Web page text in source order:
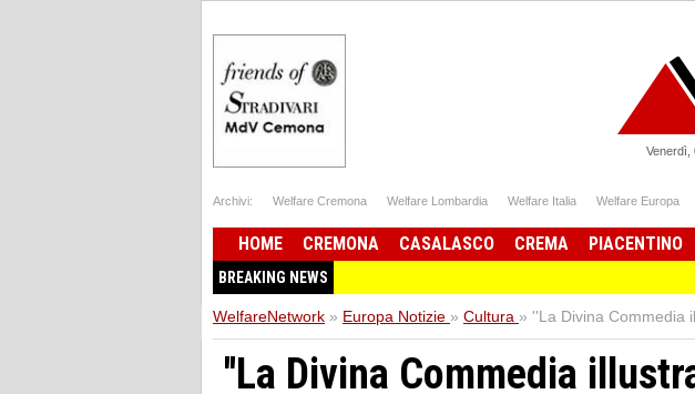
Venerdì,
Archivi: Welfare Cremona Welfare Lombardia Welfare Italia Welfare Europa
HOME CREMONA CASALASCO CREMA PIACENTINO
BREAKING NEWS
WelfareNetwork » Europa Notizie » Cultura » ''La Divina Commedia
''La Divina Commedia